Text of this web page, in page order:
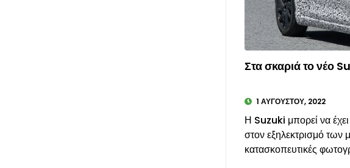
Στα σκαριά το νέο
1 ΑΥΓΟΎΣΤΟΥ, 2022
Η Suzuki μπορεί να
στον εξηλεκτρισμό
κατασκοπευτικές